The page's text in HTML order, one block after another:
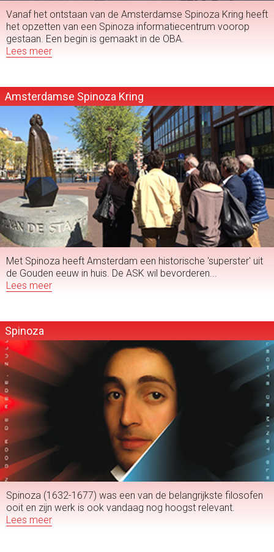
Vanaf het ontstaan van de Amsterdamse Spinoza Kring heeft
het opzetten van een Spinoza informatiecentrum voorop
gestaan. Een begin is gemaakt in de OBA.
Lees meer
Amsterdamse Spinoza Kring
Met Spinoza heeft Amsterdam een historische 'superster' uit
de Gouden eeuw in huis. De ASK wil bevorderen...
Lees meer
Spinoza
Spinoza (1632-1677) was een van de belangrijkste filosofen
ooit en zijn werk is ook vandaag nog hoogst relevant.
Lees meer